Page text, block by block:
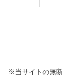
※当サイトの無